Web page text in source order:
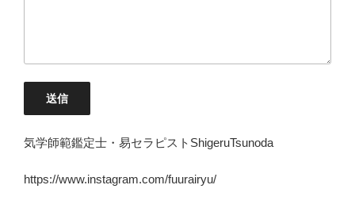
送信
気学師範鑑定士・易セラピストShigeruTsunoda
https://www.instagram.com/fuurairyu/